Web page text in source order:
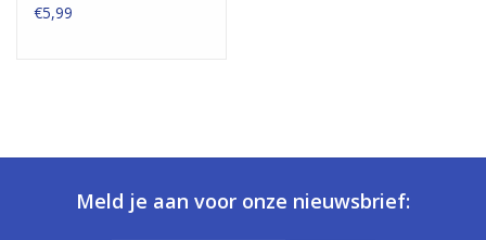
€5,99
Meld je aan voor onze nieuwsbrief: